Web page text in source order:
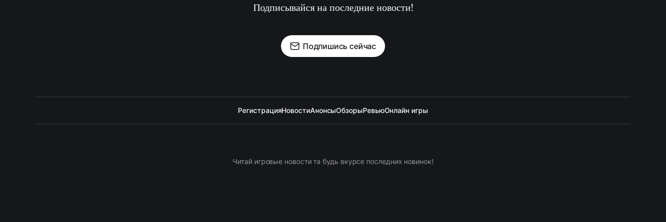
Подписывайся на последние новости!
Подпишись сейчас
РегистрацияНовостиАнонсыОбзорыРевьюОнлайн игры
Читай игровые новости та будь вкурсе последних новинок!